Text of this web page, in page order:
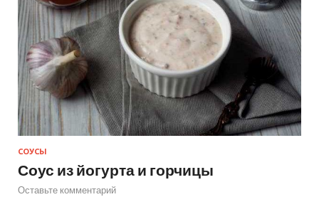
СОУСЫ
Соус из йогурта и горчицы
Оставьте комментарий